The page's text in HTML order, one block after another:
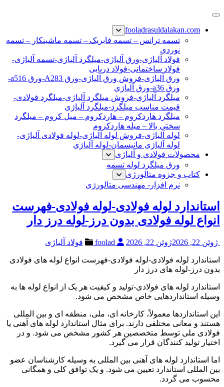
پرش
محتوا
نبشی فولادی-ناودانی فولادی-قیمت ورق-قیمت فولاد
fooladrasuldalakan.com
تسمه ترانس – تسمه فابریک – تسمه ماشینکار – تسمه
نوردی
فولاد آلیاژی-ورق آلیاژی-میلگرد آلیاژی-تسمه آلیاژی-
فولاد ساختمانی-فولاد دریایی
ورق آلیاژی-فروش ورق آلیاژی-ورق A283-ورق a516-
ورق a36-ورق آلیاژی
میلگرد آلیاژی-فروش میلگرد آلیاژی-میلگرد فولادی-
قیمت مناسب میلگرد-میلگرد آلیاژی
میلگرد هاردکروم – هاردکروم – میل کروم – میلگرد
سختی بالا – میله هاردکروم
لوله آلیاژی-فروش لوله آلیاژی-لوله فولادی آلیاژی-
لوله آلیاژی مانیسمان-لوله آلیاژی
محصولات فولادی و آلیاژی
ورق میلگرد لوله تسمه
کتاب و جزوه متالورژی
نرم افزار- مهندسی متالورژی
استاندارد لوله فولادی-لوله فولادی-فهرست
انواع لوله فولادی بدون درز-لوله درز دار
ژوئن 22, 2026 ژوئن 22, 2026 فولاد آلیاژی
استاندارد لوله فولادی-لوله فولادی-فهرست انواع لوله های فولادی
بدون درز-لوله های درز دار
استاندارد لوله های فولادی-تولید و کیفیت هر یک از انواع لوله ها به
وسیله استانداردهایی خاص مشخص می شود.
این استانداردها معمولاً، کارخانه ای، ملی، منطقه ای و بین المللی
هستند و معانی مختلفی دارند. برای مثال استاندارد لوله های آهنی یا
فولادی ملی توسط متخصصین هر کشور مشخص می شود. و در
اختیار تولید کنندگان قرار می گیرد.
اما استاندارد لوله های آهنی بین المللی به وسیله کارشناسان عضو
بین المللی استاندارد تعیین می شود. و یک توافق کلی و همگانی
محسوب می گردد.